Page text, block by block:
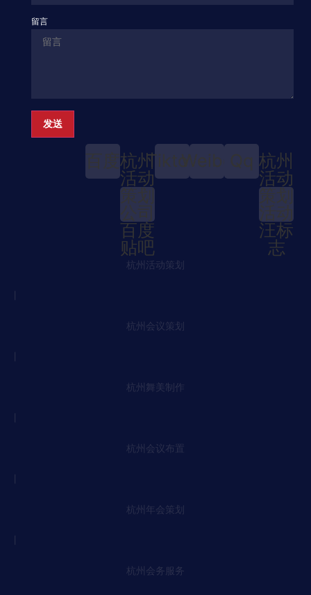
留言
发送
百度杭州
活动
策划
公司
百度
贴吧
TiktokWeiboQq 杭州
活动
策划
活动
汪标
志
杭州活动策划
杭州会议策划
杭州舞美制作
杭州会议布置
杭州年会策划
杭州会务服务